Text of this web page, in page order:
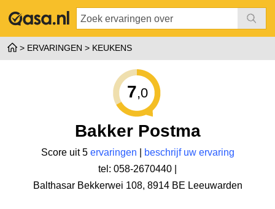
ERVARINGEN KEUKENS
7,0
Bakker Postma
Score uit 5 ervaringen
beschrijf uw ervaring
tel: 058-2670440 |
Balthasar Bekkerwei 108, 8914 BE Leeuwarden